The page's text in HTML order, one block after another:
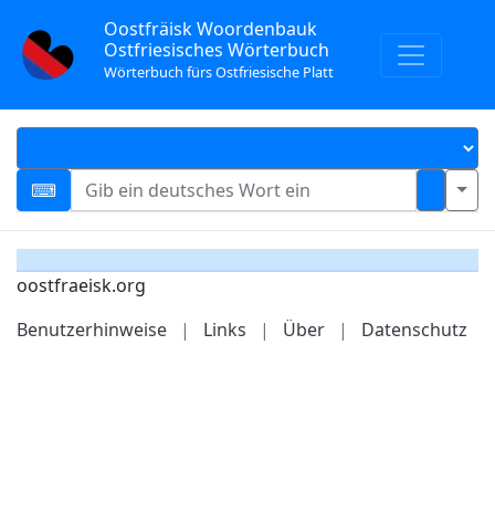
Oostfräisk Woordenbauk
Ostfriesisches Wörterbuch
Wörterbuch fürs Ostfriesische Platt
oostfraeisk.org
Benutzerhinweise
| Links | Über | Datenschutz